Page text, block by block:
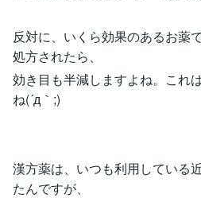
反対に、いくら効果のあるお薬
処方されたら、
効き目も半減しますよね。これ
ね(´д｀;)
漢方薬は、いつも利用している
たんですが、